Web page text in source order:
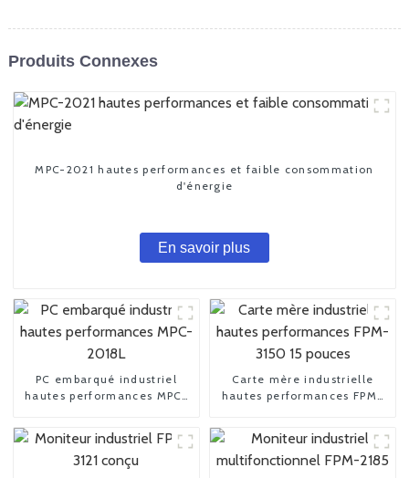
Produits Connexes
MPC-2021 hautes performances et faible consommation
d'énergie
En savoir plus
PC embarqué industriel
hautes performances MPC-
Carte mère industrielle
hautes performances FPM-